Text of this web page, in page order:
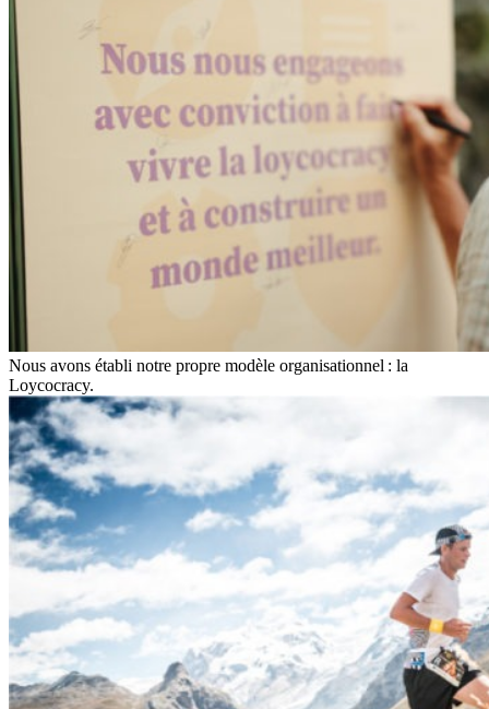
Nous avons établi notre propre modèle organisationnel : la
Loycocracy.